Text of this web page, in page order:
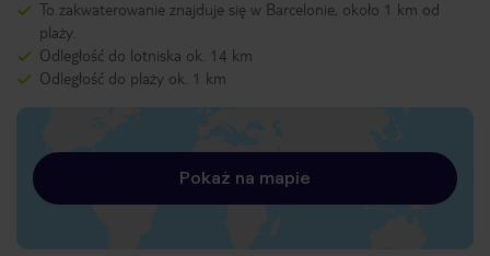
To zakwaterowanie znajduje się w Barcelonie, około 1 km od
plaży.
Odległość do lotniska ok. 14 km
Odległość do plaży ok. 1 km
Pokaż na mapie